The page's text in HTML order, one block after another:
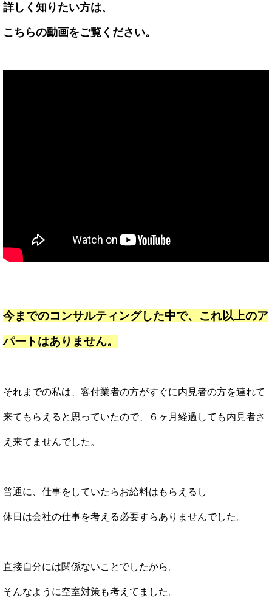
詳しく知りたい方は、
こちらの動画をご覧ください。
今までのコンサルティングした中で、これ以上のア
パートはありません。
それまでの私は、客付業者の方がすぐに内見者の方を連れて
来てもらえると思っていたので、６ヶ月経過しても内見者さ
え来てませんでした。
普通に、仕事をしていたらお給料はもらえるし
休日は会社の仕事を考える必要すらありませんでした。
直接自分には関係ないことでしたから。
そんなように空室対策も考えてました。